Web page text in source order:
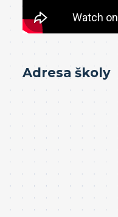
Adresa školy